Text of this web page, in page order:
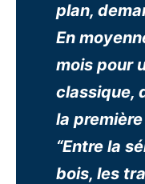
plan,
En
mois pour
classique,
la
“Entre la
bois, les